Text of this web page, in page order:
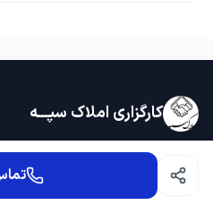
کارگزاری املاک سپـــه
شما لایق بهترین ها هستید و ما